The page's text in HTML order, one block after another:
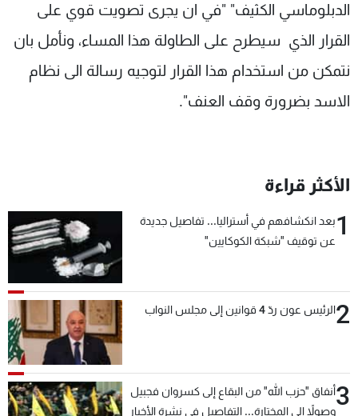
الدبلوماسي الكثيف" "في ان يجرى تصويت قوي على
القرار الذي سيطرح على الطاولة هذا المساء، ونأمل بان
نتمكن من استخدام هذا القرار لتوجيه رسالة الى نظام
الاسد بضرورة وقف العنف".
الأكثر قراءة
1بعد انكشافهم في أستراليا... تفاصيل جديدة
عن توقيف "شبكة الكوكايين"
2الرئيس عون ردّ 4 قوانين إلى مجلس النواب
3أنفاق "حزب الله" من البقاع إلى كسروان فجبيل
وصولاً إلى المختارة... التفاصيل في نشرة الأخبار
البرامج
جدول البرامج
شاهد البرامج